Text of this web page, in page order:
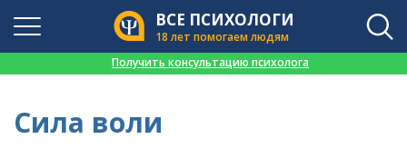
ВСЕ ПСИХОЛОГИ
18 лет помогаем людям
Получить консультацию психолога
Сила воли